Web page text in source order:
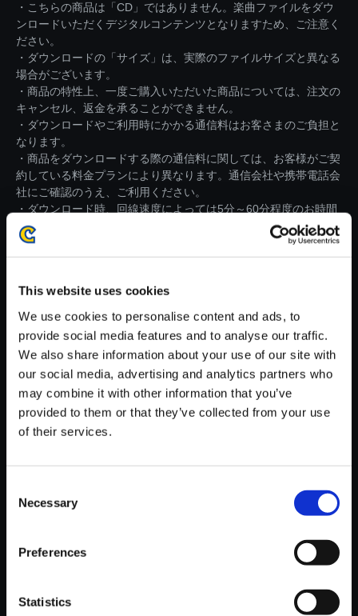
This website uses cookies
We use cookies to personalise content and ads, to
provide social media features and to analyse our traffic.
We also share information about your use of our site with
our social media, advertising and analytics partners who
may combine it with other information that you’ve
provided to them or that they’ve collected from your use
of their services.
Selection
Necessary
Preferences
Statistics
・こちらの商品は「CD」ではありません。楽曲ファイルをダウ
ンロードいただくデジタルコンテンツとなりますため、ご注意く
ださい。
・ダウンロードの「サイズ」は、実際のファイルサイズと異なる
場合がございます。
・商品の特性上、一度ご購入いただいた商品については、注文の
キャンセル、返金を承ることができません。
・ダウンロードやご利用時にかかる通信料はお客さまのご負担と
なります。
・商品をダウンロードする際の通信料に関しては、お客様がご契
約している料金プランにより異なります。通信会社や携帯電話会
社にご確認のうえ、ご利用ください。
・ダウンロード時、回線速度によっては5分～60分程度のお時間
がかかる場合がございます。
※ご購入いただいたファイルのダウンロードの際には、通信環境
が安定しているWifi環境でお試しください。
【単曲】ストリートファイターI
Vシリーズ サウンドBOX Old Te
mple Stage -Japan-
おすすめ商品